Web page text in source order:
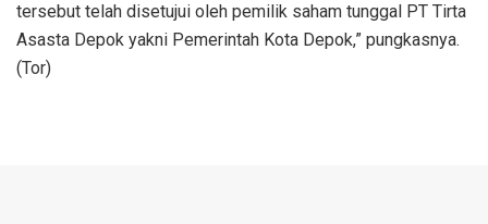
tersebut telah disetujui oleh pemilik saham tunggal PT Tirta
Asasta Depok yakni Pemerintah Kota Depok,” pungkasnya.
(Tor)